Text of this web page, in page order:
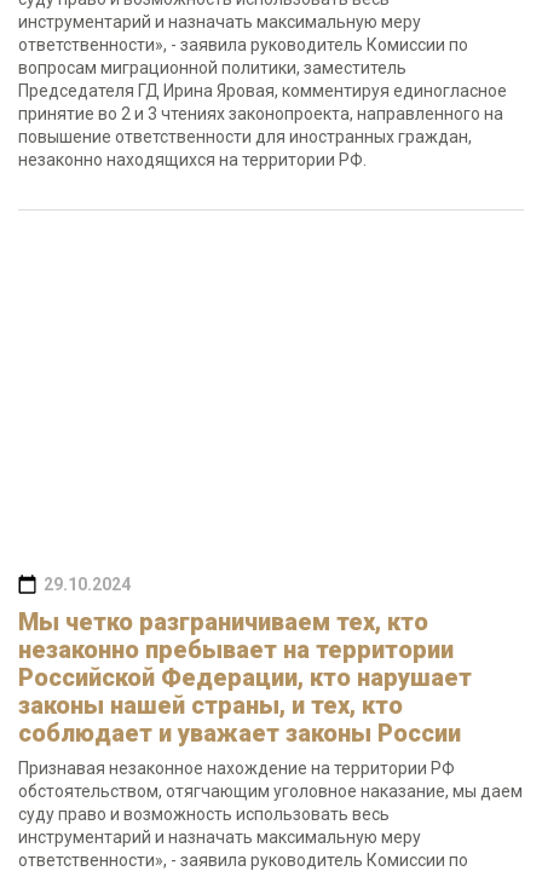
инструментарий и назначать максимальную меру
ответственности», - заявила руководитель Комиссии по
вопросам миграционной политики, заместитель
Председателя ГД Ирина Яровая, комментируя единогласное
принятие во 2 и 3 чтениях законопроекта, направленного на
повышение ответственности для иностранных граждан,
незаконно находящихся на территории РФ.
29.10.2024
Мы четко разграничиваем тех, кто
незаконно пребывает на территории
Российской Федерации, кто нарушает
законы нашей страны, и тех, кто
соблюдает и уважает законы России
Признавая незаконное нахождение на территории РФ
обстоятельством, отягчающим уголовное наказание, мы даем
суду право и возможность использовать весь
инструментарий и назначать максимальную меру
ответственности», - заявила руководитель Комиссии по